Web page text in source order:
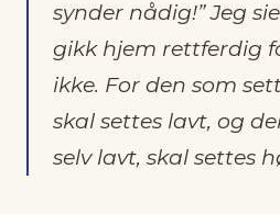
synder nådig!” Jeg
gikk hjem rettferdig
ikke. For den som
skal settes lavt, og
selv lavt, skal settes